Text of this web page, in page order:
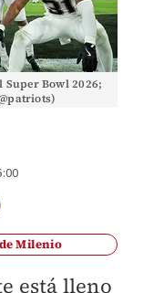
Super Bowl 2026;
Milenio
está lleno